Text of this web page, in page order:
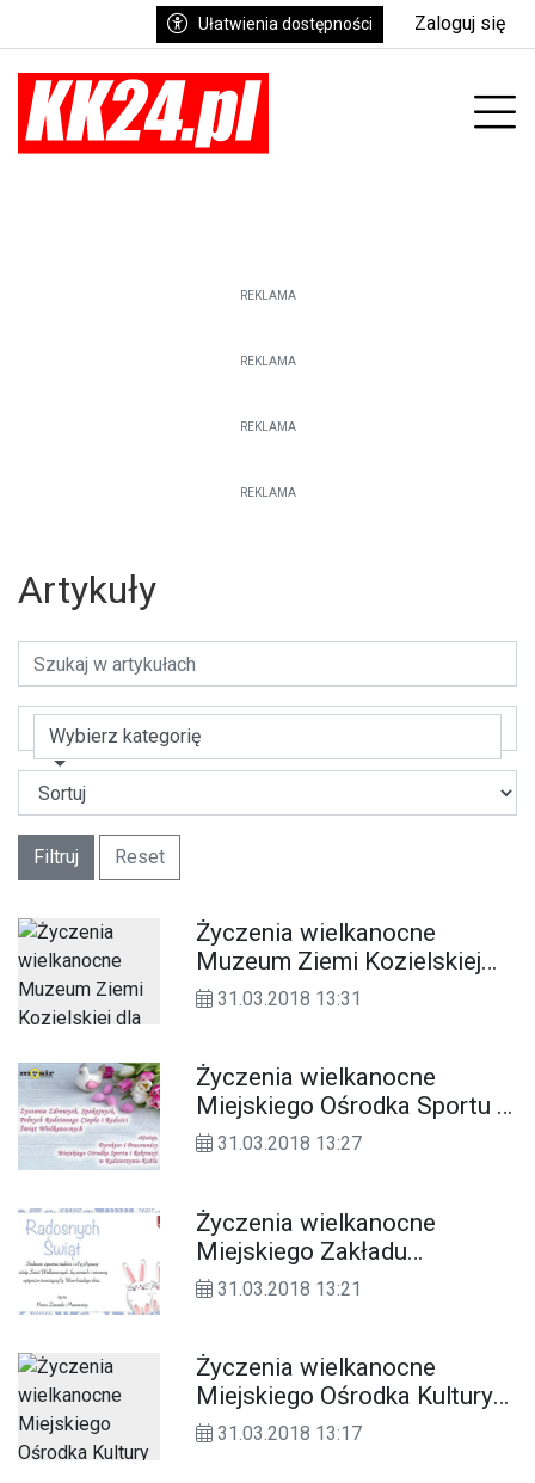
Ułatwienia dostępności Zaloguj się
REKLAMA
REKLAMA
REKLAMA
REKLAMA
Artykuły
Wybierz kategorię
Filtruj Reset
Życzenia wielkanocne
Muzeum Ziemi Kozielskiej
dla Czytelników KK24.pl
31.03.2018 13:31
Życzenia wielkanocne
Miejskiego Ośrodka Sportu i
Rekreacji dla Czytelników
31.03.2018 13:27
Życzenia wielkanocne
Miejskiego Zakładu
Komunikacyjnego dla
31.03.2018 13:21
Życzenia wielkanocne
Miejskiego Ośrodka Kultury
dla Czytelników KK24.pl
31.03.2018 13:17